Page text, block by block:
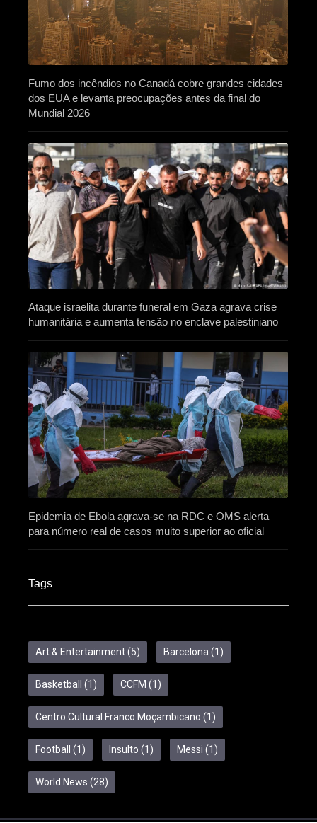
Fumo dos incêndios no Canadá cobre grandes cidades
dos EUA e levanta preocupações antes da final do
Mundial 2026
Ataque israelita durante funeral em Gaza agrava crise
humanitária e aumenta tensão no enclave palestiniano
Epidemia de Ebola agrava-se na RDC e OMS alerta
para número real de casos muito superior ao oficial
Tags
Art & Entertainment(5) Barcelona (1)
Basketball (1) CCFM (1)
Centro Cultural Franco Moçambicano (1)
Football (1) Insulto (1) Messi (1)
World News (28)